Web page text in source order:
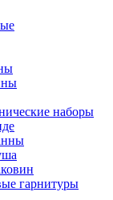
наборы
гарнитуры